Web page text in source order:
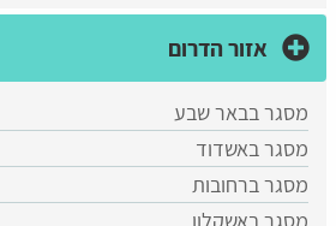
אזור הדרום
מסגר בבאר שבע
​מסגר באשדוד
מסגר ברחובות